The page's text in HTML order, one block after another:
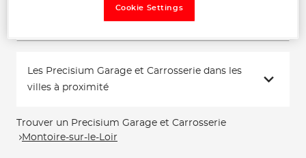
Voir plus
Les Precisium Garage et Carrosserie dans les
villes à proximité
Trouver un Precisium Garage et Carrosserie
Montoire-sur-le-Loir
Cookie Settings